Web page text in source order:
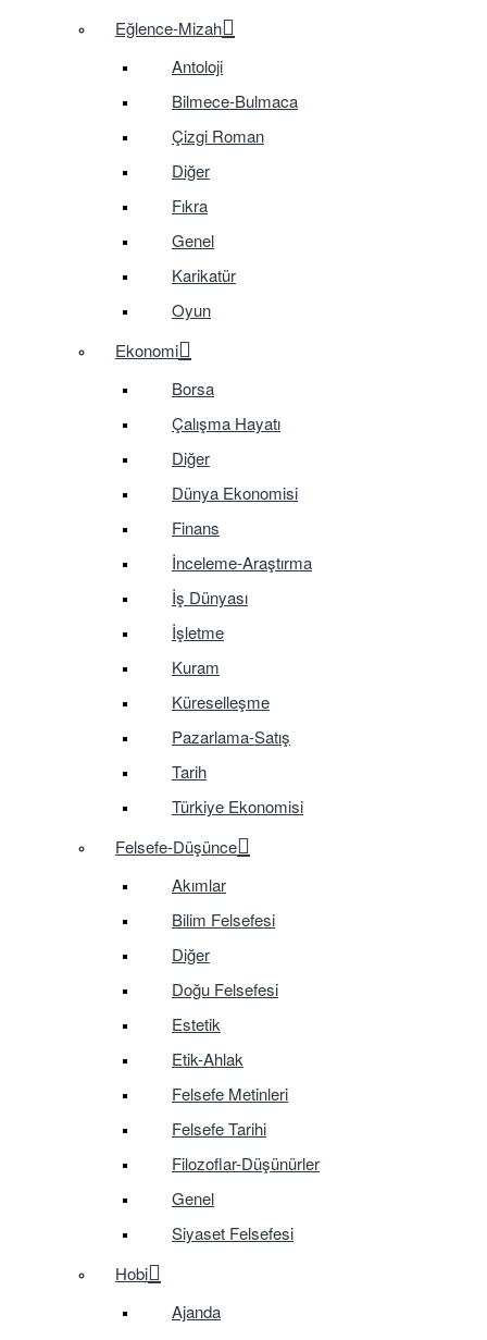
Eğlence-Mizah
Antoloji
Bilmece-Bulmaca
Çizgi Roman
Diğer
Fıkra
Genel
Karikatür
Oyun
Ekonomi
Borsa
Çalışma Hayatı
Diğer
Dünya Ekonomisi
Finans
İnceleme-Araştırma
İş Dünyası
İşletme
Kuram
Küreselleşme
Pazarlama-Satış
Tarih
Türkiye Ekonomisi
Felsefe-Düşünce
Akımlar
Bilim Felsefesi
Diğer
Doğu Felsefesi
Estetik
Etik-Ahlak
Felsefe Metinleri
Felsefe Tarihi
Filozoflar-Düşünürler
Genel
Siyaset Felsefesi
Hobi
Ajanda